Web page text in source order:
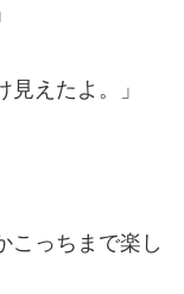
見えたよ。」
こっちまで楽し